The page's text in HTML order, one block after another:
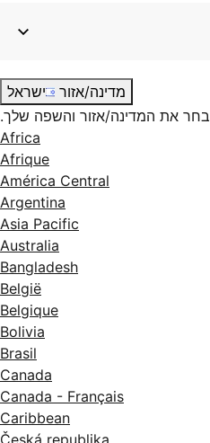
מדינה/אזור
ישראל
בחר את המדינה/אזור והשפה שלך.
Africa
Afrique
América Central
Argentina
Asia Pacific
Australia
Bangladesh
België
Belgique
Bolivia
Brasil
Canada
Canada - Français
Caribbean
Česká republika